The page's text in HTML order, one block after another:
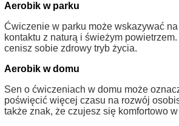
Aerobik w parku
Ćwiczenie w parku może wskazywać
kontaktu z naturą i świeżym
cenisz sobie zdrowy tryb życia.
Aerobik w domu
Sen o ćwiczeniach w domu może
poświęcić więcej czasu na rozwój
także znak, że czujesz się komfortowo